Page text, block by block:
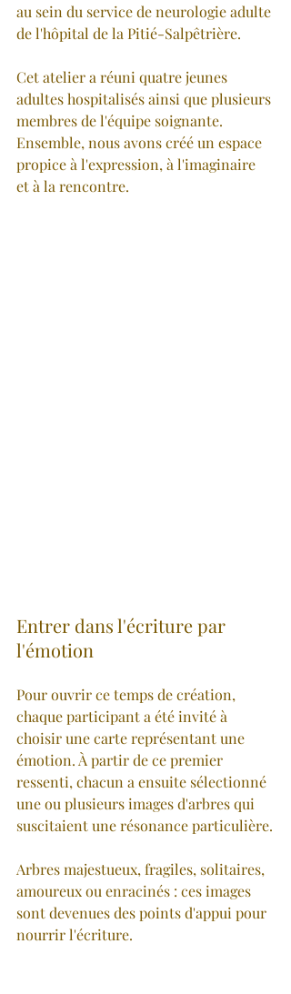
au sein du service de neurologie adulte
de l'hôpital de la Pitié-Salpêtrière.
Cet atelier a réuni quatre jeunes
adultes hospitalisés ainsi que plusieurs
membres de l'équipe soignante.
Ensemble, nous avons créé un espace
propice à l'expression, à l'imaginaire
et à la rencontre.
Entrer dans l'écriture par
l'émotion
Pour ouvrir ce temps de création,
chaque participant a été invité à
choisir une carte représentant une
émotion. À partir de ce premier
ressenti, chacun a ensuite sélectionné
une ou plusieurs images d'arbres qui
suscitaient une résonance particulière.
Arbres majestueux, fragiles, solitaires,
amoureux ou enracinés : ces images
sont devenues des points d'appui pour
nourrir l'écriture.